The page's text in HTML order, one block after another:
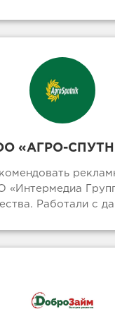
«АГРО-
«Интермедиа
Работали с